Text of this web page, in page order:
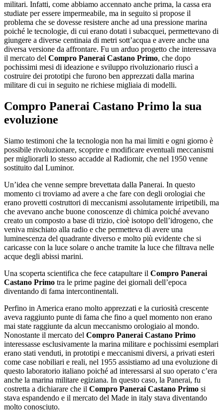
militari. Infatti, come abbiamo accennato anche prima, la cassa era
studiate per essere impermeabile, ma in seguito si propose il
problema che se dovesse resistere anche ad una pressione marina
poiché le tecnologie, di cui erano dotati i subacquei, permettevano di
giungere a diverse centinaia di metri sott’acqua e avere anche una
diversa versione da affrontare. Fu un arduo progetto che interessava
il mercato del Compro Panerai Castano Primo, che dopo
pochissimi mesi di ideazione e sviluppo rivoluzionario riuscì a
costruire dei prototipi che furono ben apprezzati dalla marina
militare di cui in seguito ne richiese migliaia di modelli.
Compro Panerai Castano Primo la sua
evoluzione
Siamo testimoni che la tecnologia non ha mai limiti e ogni giorno è
possibile rivoluzionare, scoprire e modificare eventuali meccanismi
per migliorarli lo stesso accadde al Radiomir, che nel 1950 venne
sostituito dal Luminor.
Un’idea che venne sempre brevettata dalla Panerai. In questo
momento ci troviamo ad avere a che fare con degli orologiai che
erano provetti costruttori di meccanismi assolutamente irripetibili, ma
che avevano anche buone conoscenze di chimica poiché avevano
creato un composto a base di trizio, cioè isotopo dell’idrogeno, che
veniva mischiato alla radio e che permetteva di avere una
luminescenza del quadrante diverso e molto più evidente che si
caricasse con la luce solare o anche tramite la luce che filtrava nelle
acque degli abissi marini.
Una scoperta scientifica che fece catapultare il Compro Panerai
Castano Primo tra le prime pagine dei giornali dell’epoca
diventando di fama intercontinentali.
Perfino in America erano molto apprezzati e la curiosità crescente
aveva raggiunto punte di fama che fino a quel momento non erano
mai state raggiunte da alcun meccanismo orologiaio al mondo.
Nonostante il mercato del Compro Panerai Castano Primo
interessasse esclusivamente la marina militare e pochissimi esemplari
erano stati venduti, in prototipi e meccanismi diversi, a privati esteri
come case nobiliari e reali, nel 1955 assistiamo ad una evoluzione di
questo laboratorio italiano poiché ad interessarsi al suo operato c’era
anche la marina militare egiziana. In questo caso, la Panerai, fu
costretta a dichiarare che il Compro Panerai Castano Primo si
stava espandendo e il mercato del Made in italy stava diventando
molto conosciuto.